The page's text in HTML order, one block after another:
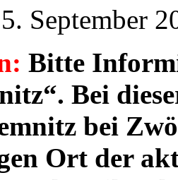
September
Bitte
Bei
bei
Ort der